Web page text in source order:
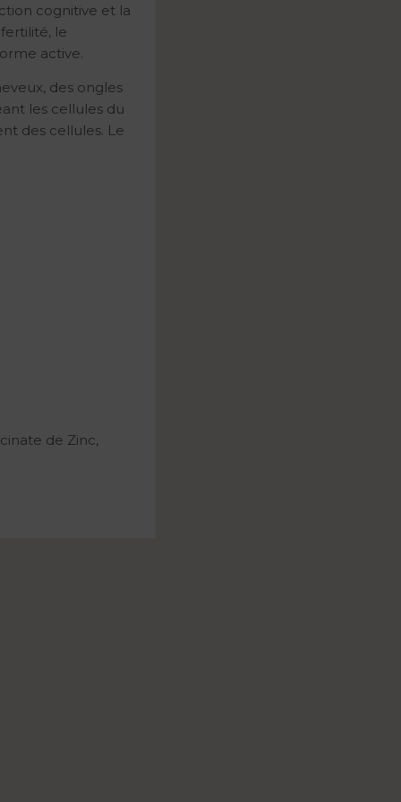
cognitive et la
le
active.
des ongles
les cellules du
des cellules. Le
de Zinc,